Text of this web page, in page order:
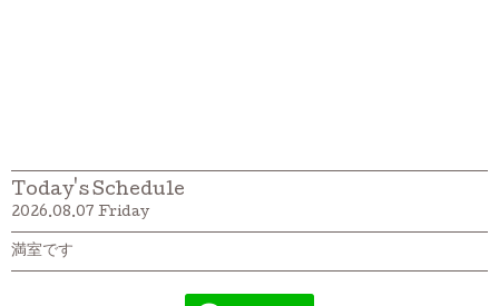
Today's Schedule
2026.08.07 Friday
満室です